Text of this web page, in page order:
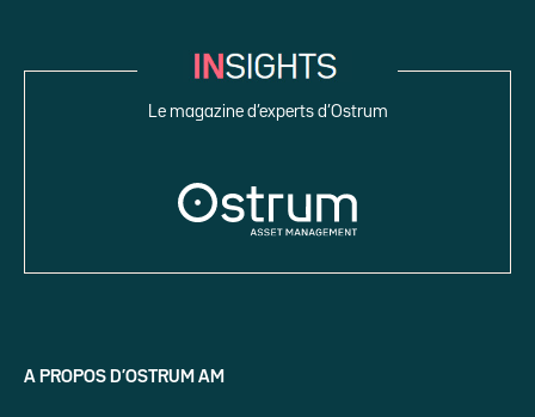
Le magazine d’experts d’Ostrum
A PROPOS D’OSTRUM AM